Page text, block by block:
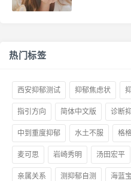
热门标签
西安抑郁测试 抑郁焦虑状
指引方向 简体中文版 诊断
中到重度抑郁 水土不服 格
麦可思 岩崎秀明 汤田宏平
亲属关系 测抑郁自测 海蓝宝